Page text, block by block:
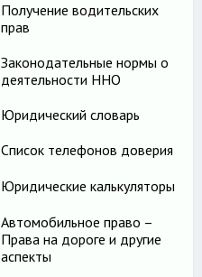
Получение водительских
прав
Законодательные нормы о
деятельности ННО
Юридический словарь
Список телефонов доверия
Юридические калькуляторы
Автомобильное право –
Права на дороге и другие
аспекты